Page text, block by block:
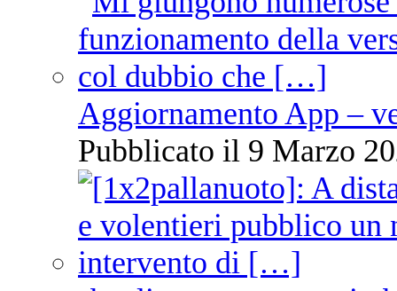
Aggiornamento App –
Pubblicato il 9 Marzo